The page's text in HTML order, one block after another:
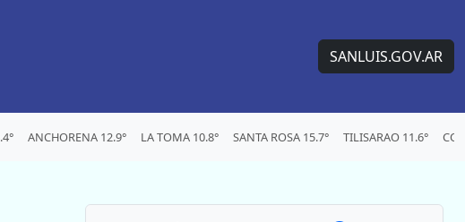
SANLUIS.GOV.AR
ANCHORENA 12.9° LA TOMA 10.8° SANTA ROSA 15.7° TILISARAO 11.6°